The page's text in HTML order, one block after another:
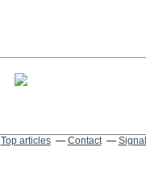
Top articles Contact